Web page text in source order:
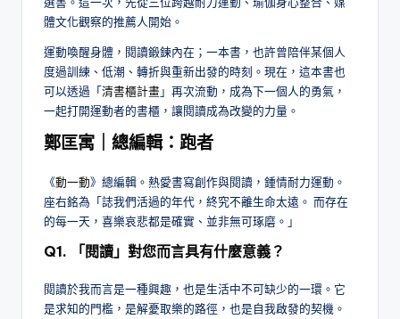
體文化觀察的推薦人開始。
運動喚醒身體，閱讀鍛鍊內在；一本書，也許曾陪伴某個人
度過訓練、低潮、轉折與重新出發的時刻。現在，這本書也
可以透過「清書櫃計畫」再次流動，成為下一個人的勇氣，
一起打開運動者的書櫃，讓閱讀成為改變的力量。
鄭匡寓｜總編輯：跑者
《動一動》總編輯。熱愛書寫創作與閱讀，鍾情耐力運動。
座右銘為「誌我們活過的年代，終究不離生命太遠。 而存在
的每一天，喜樂哀悲都是確實、並非無可琢磨。」
Q1. 「閱讀」對您而言具有什麼意義？
閱讀於我而言是一種興趣，也是生活中不可缺少的一環。它
是求知的門檻，是解憂取樂的路徑，也是自我啟發的契機。